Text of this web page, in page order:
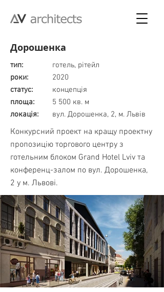
Дорошенка
тип:
роки:
статус:
площа:
локація:
готель, рітейл
2020
концепція
5 500 кв. м
вул. Дорошенка, 2, м. Львів
Конкурсний проект на кращу проектну
пропозицію торгового центру з
готельним блоком Grand Hotel Lviv та
конференц-залом по вул. Дорошенка,
2 у м. Львові.